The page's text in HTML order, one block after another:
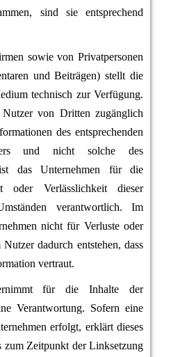
sind sie entsprechend
sowie von Privatpersonen
und Beiträgen) stellt die
technisch zur Verfügung.
von Dritten zugänglich
des entsprechenden
und nicht solche des
das Unternehmen für die
oder Verlässlichkeit dieser
verantwortlich. Im
nicht für Verluste oder
dadurch entstehen, dass
vertraut.
für die Inhalte der
Verantwortung. Sofern eine
erfolgt, erklärt dieses
zum Zeitpunkt der Linksetzung